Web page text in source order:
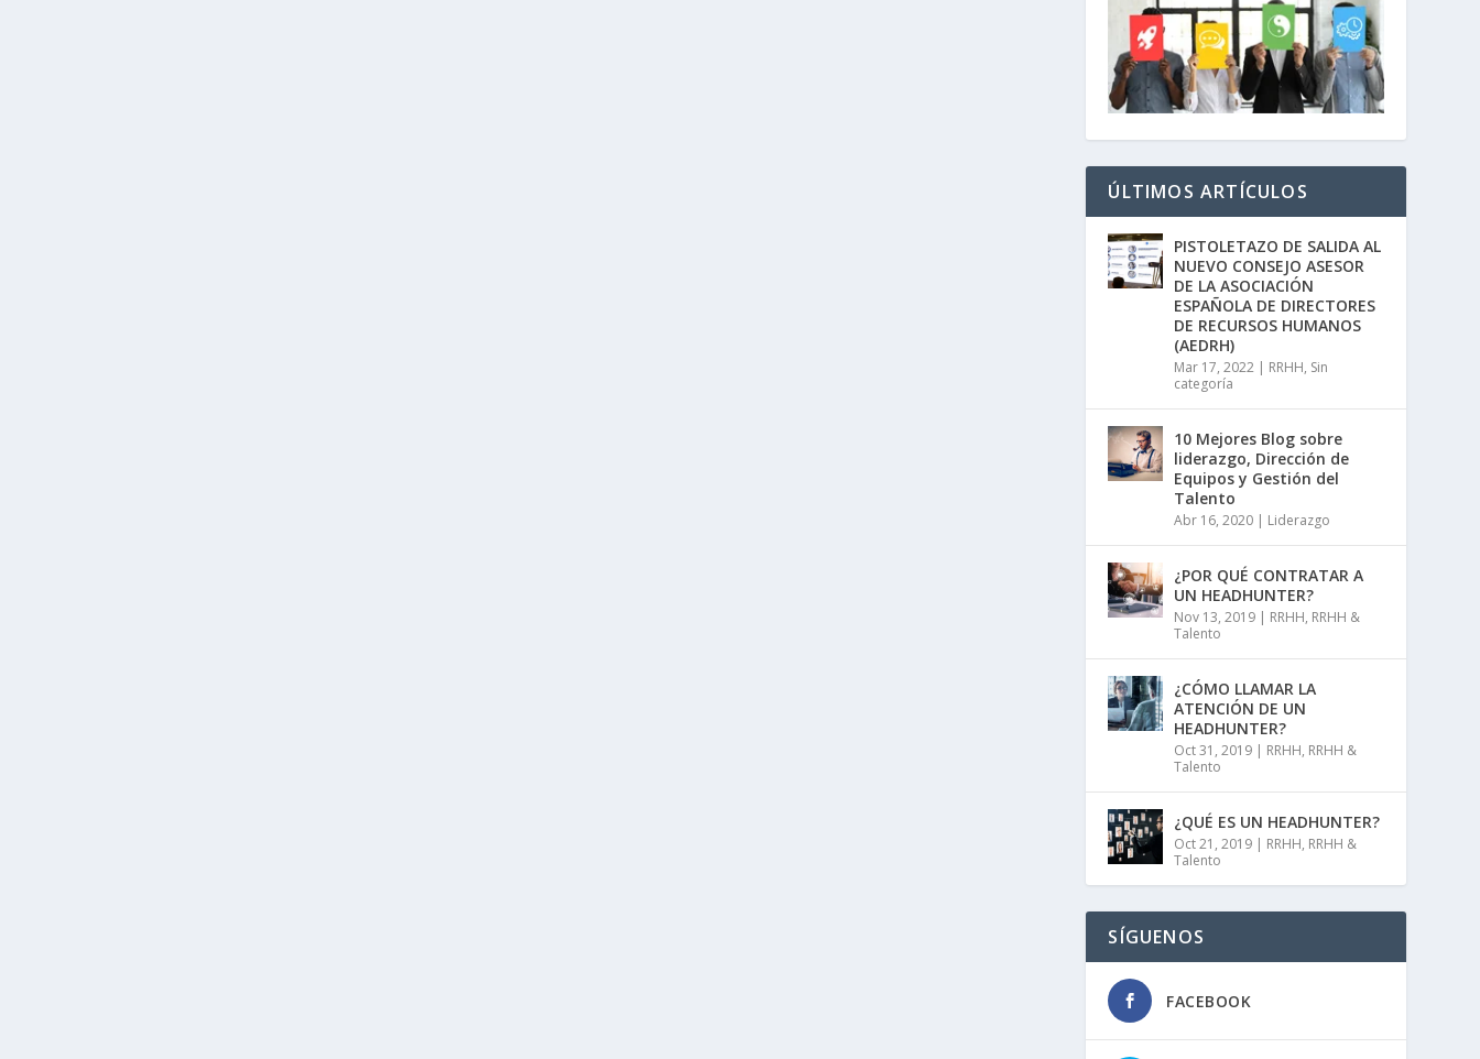
ÚLTIMOS ARTÍCULOS
PISTOLETAZO DE SALIDA AL
NUEVO CONSEJO ASESOR
DE LA ASOCIACIÓN
ESPAÑOLA DE DIRECTORES
DE RECURSOS HUMANOS
(AEDRH)
Mar 17, 2022 | RRHH, Sin
categoría
10 Mejores Blog sobre
liderazgo, Dirección de
Equipos y Gestión del
Talento
Abr 16, 2020 | Liderazgo
¿POR QUÉ CONTRATAR A
UN HEADHUNTER?
Nov 13, 2019 | RRHH, RRHH &
Talento
¿CÓMO LLAMAR LA
ATENCIÓN DE UN
HEADHUNTER?
Oct 31, 2019 | RRHH, RRHH &
Talento
¿QUÉ ES UN HEADHUNTER?
Oct 21, 2019 | RRHH, RRHH &
Talento
SÍGUENOS
FACEBOOK